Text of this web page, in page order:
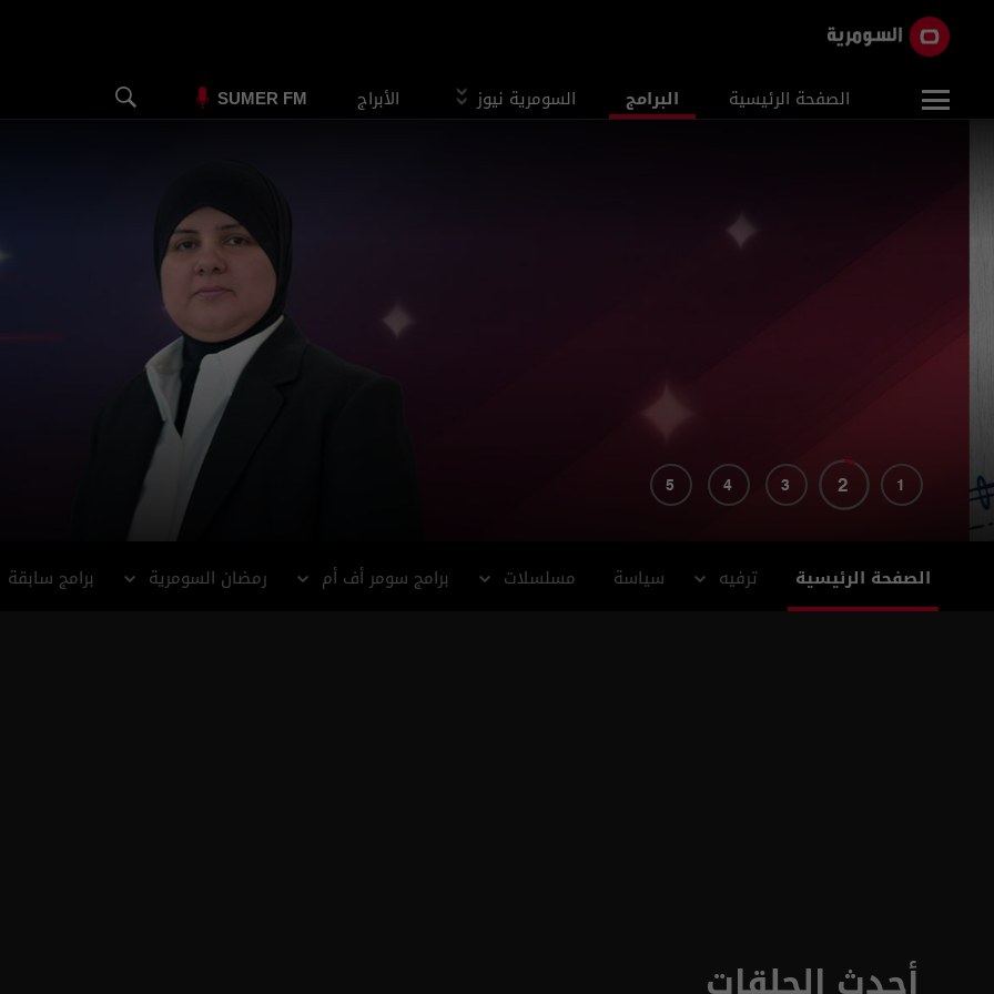
الصفحة الرئيسية البرامج السومرية نيوز الأبراج SUMER FM
1
2
3
4
5
الصفحة الرئيسية ترفيه سياسة مسلسلات برامج سومر أف أم رمضان السومرية برامج سابقة